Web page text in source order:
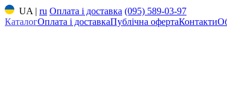
UA | ru Оплата і доставка (095) 589-03-97
КаталогОплата і доставкаПублічна офертаКонтакти